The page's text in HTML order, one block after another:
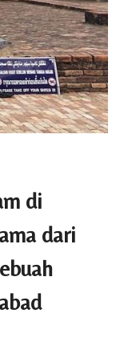
di
dari